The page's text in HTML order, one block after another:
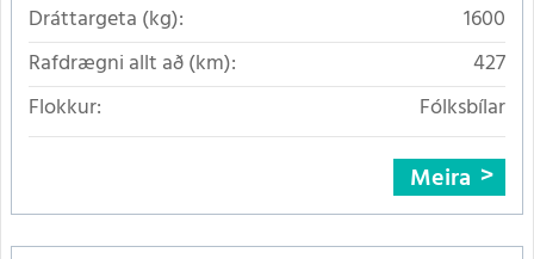
Dráttargeta (kg):
1600
Rafdrægni allt að (km):
427
Flokkur:
Fólksbílar
Meira